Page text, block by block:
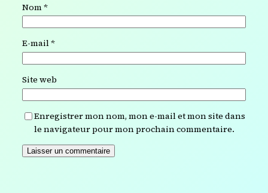
Nom*
E-mail*
Site web
Enregistrer mon nom, mon e-mail et mon site dans
le navigateur pour mon prochain commentaire.